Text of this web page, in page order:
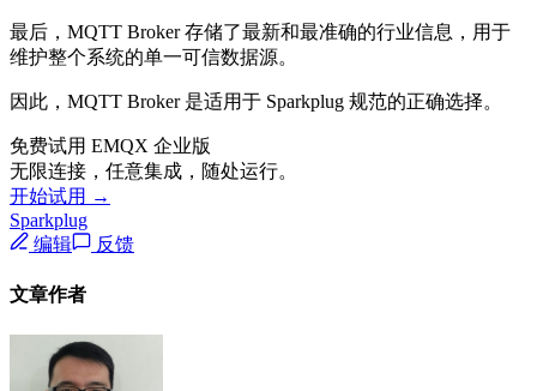
最后，MQTT Broker 存储了最新和最准确的行业信息，用于
维护整个系统的单一可信数据源。
因此，MQTT Broker 是适用于 Sparkplug 规范的正确选择。
免费试用 EMQX 企业版
无限连接，任意集成，随处运行。
开始试用 →
Sparkplug
编辑
反馈
文章作者